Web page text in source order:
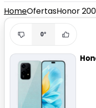
HomeOfertasHonor 200
0°